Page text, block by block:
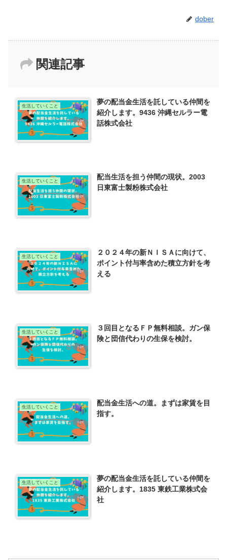
dober
関連記事
生活していくこと
夢の配当金生活を託している仲間を
紹介します。9436 沖縄セルラー電
話株式会社
生活していくこと
配当生活を担う仲間の現状。2003
日東富士製粉株式会社
生活していくこと
２０２４年の新ＮＩＳＡに向けて、
ポイント付与率含めた積立方針を考
える
生活していくこと
３回目となるＦＰ無料相談。ガン保
険と団信代わりの生保を検討。
生活していくこと
配当金生活への道。まずは家賃を目
指す。
生活していくこと
夢の配当金生活を託している仲間を
紹介します。1835 東鉄工業株式会
社